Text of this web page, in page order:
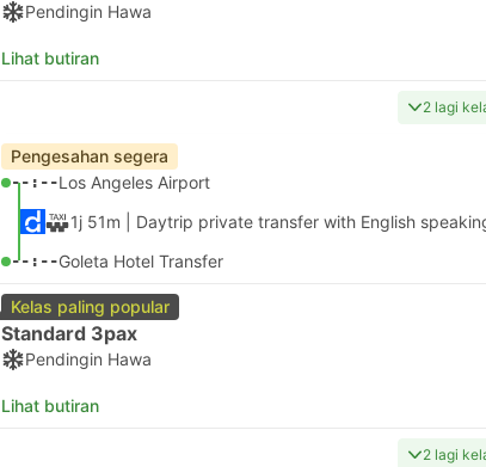
Pendingin Hawa
Lihat butiran
2 lagi
Pengesahan segera
--:--Los Angeles Airport
1j 51m | Daytrip private transfer with English
--:--Goleta Hotel Transfer
Kelas paling popular
Standard 3pax
Pendingin Hawa
Lihat butiran
2 lagi